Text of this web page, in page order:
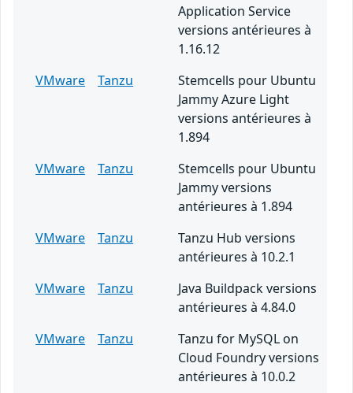
Application Service
versions antérieures à
1.16.12
VMware
Tanzu
Stemcells pour Ubuntu
Jammy Azure Light
versions antérieures à
1.894
VMware
Tanzu
Stemcells pour Ubuntu
Jammy versions
antérieures à 1.894
VMware
Tanzu
Tanzu Hub versions
antérieures à 10.2.1
VMware
Tanzu
Java Buildpack versions
antérieures à 4.84.0
VMware
Tanzu
Tanzu for MySQL on
Cloud Foundry versions
antérieures à 10.0.2